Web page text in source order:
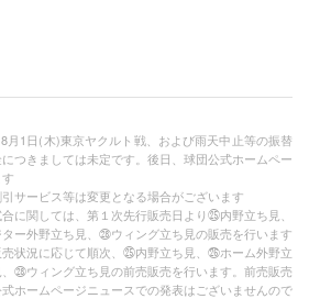
月1日(木)東京ヤクルト戦、および雨天中止等の振替
つきましては未定です。後日、球団公式ホームペー
サービス等は変更となる場合がございます
に関しては、第１次先行販売日より㉕内野立ち見、
ー外野立ち見、㉘ウィング立ち見の販売を行います
状況に応じて順次、㉕内野立ち見、㉖ホーム外野立
㉘ウィング立ち見の前売販売を行います。前売販売
ホームページニュースでの発表はございませんので